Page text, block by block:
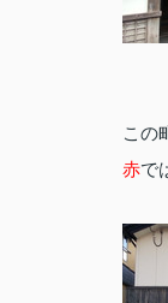
この
赤で